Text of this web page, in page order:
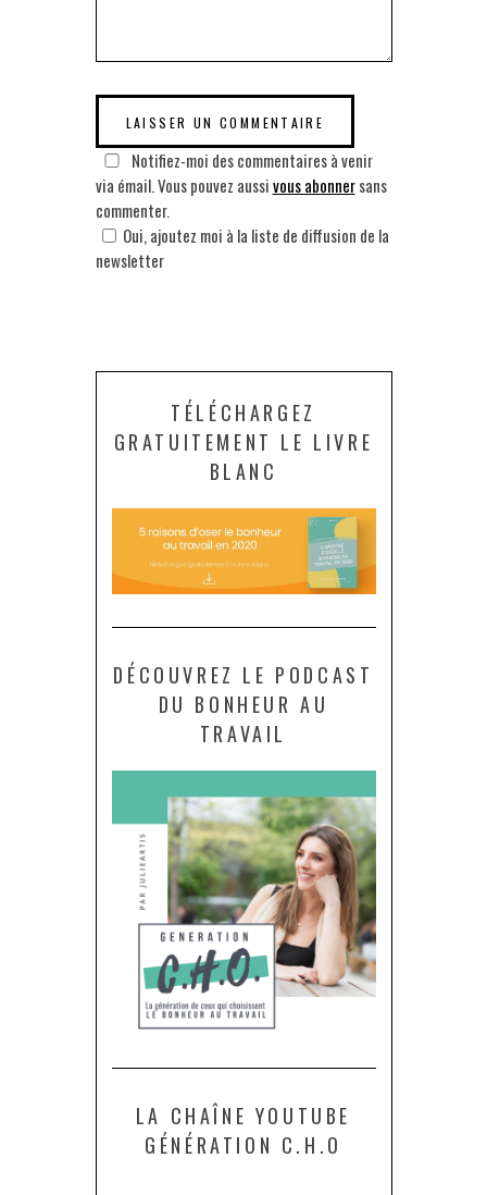
Notifiez-moi des commentaires à venir
via émail. Vous pouvez aussivous abonnersans
commenter.
Oui, ajoutez moi à la liste de diffusion de la
newsletter
TÉLÉCHARGEZ
GRATUITEMENT LE LIVRE
BLANC
DÉCOUVREZ LE PODCAST
DU BONHEUR AU
TRAVAIL
LA CHAÎNE YOUTUBE
GÉNÉRATION C.H.O